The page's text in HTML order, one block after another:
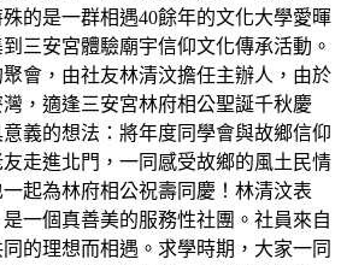
的是一群相遇40餘年的文化大學愛暉
三安宮體驗廟宇信仰文化傳承活動。
會，由社友林清汶擔任主辦人，由於
，適逢三安宮林府相公聖誕千秋慶
義的想法：將年度同學會與故鄉信仰
走進北門，一同感受故鄉的風土民情
起為林府相公祝壽同慶！林清汶表
一個真善美的服務性社團。社員來自
的理想而相遇。求學時期，大家一同